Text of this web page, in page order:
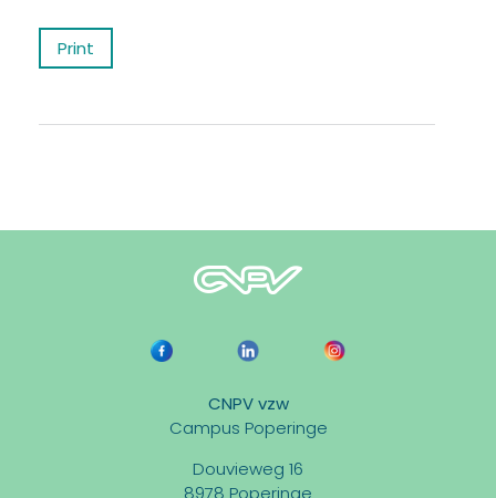
Print
CNPV vzw
Campus Poperinge
Douvieweg 16
8978 Poperinge